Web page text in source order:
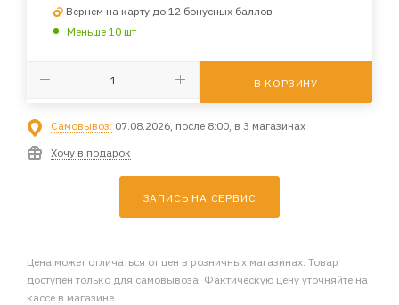
Вернем на карту до 12 бонусных баллов
Меньше 10 шт
В КОРЗИНУ
Самовывоз: 07.08.2026, после 8:00, в 3 магазинах
Хочу в подарок
ЗАПИСЬ НА СЕРВИС
Цена может отличаться от цен в розничных магазинах. Товар
доступен только для самовывоза. Фактическую цену уточняйте на
кассе в магазине